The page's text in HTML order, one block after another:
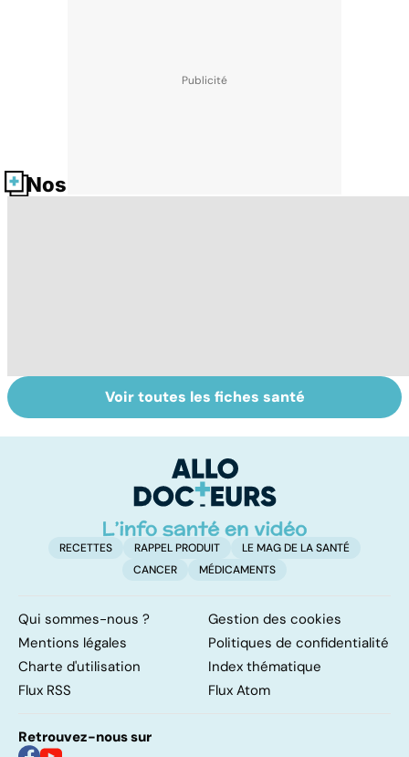
Nos fiches santé
Le magnésium,
un oligo-élément
Intestin irritable :
le régime
solution ?
Voir toutes les fiches santé
RECETTES RAPPEL PRODUIT
LE MAG DE LA SANTÉ
CANCER
MÉDICAMENTS
Qui sommes-nous ?
Gestion des cookies
Mentions légales
Politiques de confidentialité
Charte d'utilisation
Index thématique
Flux RSS
Flux Atom
Retrouvez-nous sur